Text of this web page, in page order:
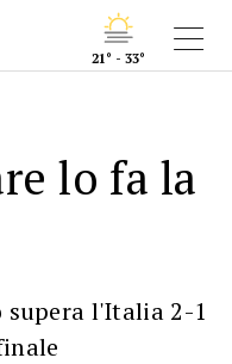
21° - 33°
lo fa la
supera l'Italia 2-1